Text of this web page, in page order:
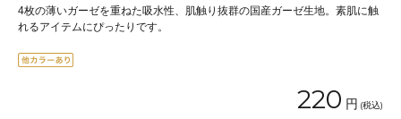
4枚の薄いガーゼを重ねた吸水性、肌触り抜群の国産ガーゼ生地。素肌に触
れるアイテムにぴったりです。
220 円 (税込)